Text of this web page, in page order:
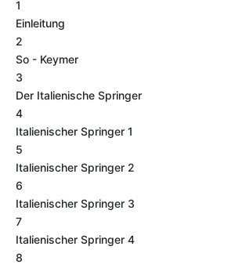
1
Einleitung
2
So - Keymer
3
Der Italienische Springer
4
Italienischer Springer 1
5
Italienischer Springer 2
6
Italienischer Springer 3
7
Italienischer Springer 4
8